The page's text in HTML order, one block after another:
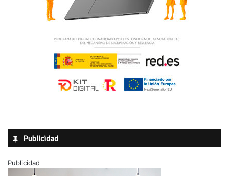
Publicidad
Publicidad